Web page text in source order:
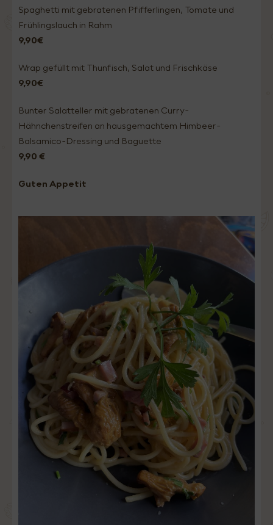
Spaghetti mit gebratenen Pfifferlingen, Tomate und
Frühlingslauch in Rahm
9,90€
Wrap gefüllt mit Thunfisch, Salat und Frischkäse
9,90€
Bunter Salatteller mit gebratenen Curry-
Hähnchenstreifen an hausgemachtem Himbeer-
Balsamico-Dressing und Baguette
9,90 €
Guten Appetit